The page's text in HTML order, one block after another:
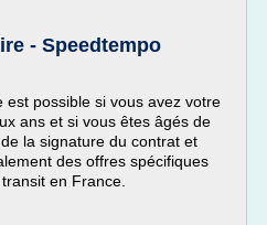
- Speedtempo
est possible si vous avez votre
ans et si vous êtes âgés de
la signature du contrat et
des offres spécifiques
en France.